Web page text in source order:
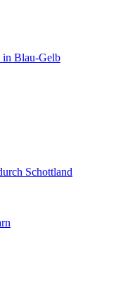
in Blau-Gelb
Schottland